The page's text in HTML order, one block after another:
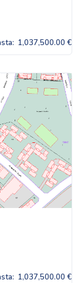
1,037,500.00 €
1,037,500.00 €